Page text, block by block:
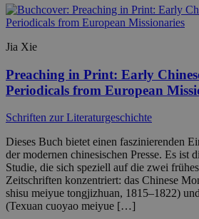
Jia Xie
Preaching in Print: Early
Periodicals from European
Schriften zur Literaturgeschichte
Dieses Buch bietet einen faszinierenden
der modernen chinesischen Presse. Es ist
Studie, die sich speziell auf die zwei
Zeitschriften konzentriert: das Chinese
shisu meiyue tongjizhuan, 1815–1822)
(Texuan cuoyao meiyue […]